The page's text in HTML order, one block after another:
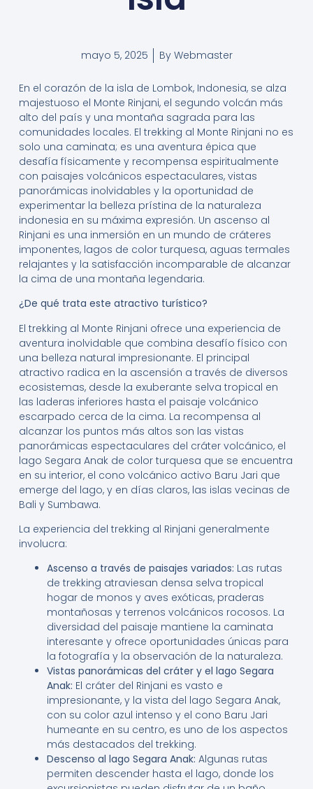
mayo 5, 2025 ByWebmaster
En el corazón de la isla de Lombok, Indonesia, se alza
majestuoso el Monte Rinjani, el segundo volcán más
alto del país y una montaña sagrada para las
comunidades locales. El trekking al Monte Rinjani no es
solo una caminata; es una aventura épica que
desafía físicamente y recompensa espiritualmente
con paisajes volcánicos espectaculares, vistas
panorámicas inolvidables y la oportunidad de
experimentar la belleza prístina de la naturaleza
indonesia en su máxima expresión. Un ascenso al
Rinjani es una inmersión en un mundo de cráteres
imponentes, lagos de color turquesa, aguas termales
relajantes y la satisfacción incomparable de alcanzar
la cima de una montaña legendaria.
¿De qué trata este atractivo turístico?
El trekking al Monte Rinjani ofrece una experiencia de
aventura inolvidable que combina desafío físico con
una belleza natural impresionante. El principal
atractivo radica en la ascensión a través de diversos
ecosistemas, desde la exuberante selva tropical en
las laderas inferiores hasta el paisaje volcánico
escarpado cerca de la cima. La recompensa al
alcanzar los puntos más altos son las vistas
panorámicas espectaculares del cráter volcánico, el
lago Segara Anak de color turquesa que se encuentra
en su interior, el cono volcánico activo Baru Jari que
emerge del lago, y en días claros, las islas vecinas de
Bali y Sumbawa.
La experiencia del trekking al Rinjani generalmente
involucra:
Ascenso a través de paisajes variados: Las rutas
de trekking atraviesan densa selva tropical
hogar de monos y aves exóticas, praderas
montañosas y terrenos volcánicos rocosos. La
diversidad del paisaje mantiene la caminata
interesante y ofrece oportunidades únicas para
la fotografía y la observación de la naturaleza.
Vistas panorámicas del cráter y el lago Segara
Anak: El cráter del Rinjani es vasto e
impresionante, y la vista del lago Segara Anak,
con su color azul intenso y el cono Baru Jari
humeante en su centro, es uno de los aspectos
más destacados del trekking.
Descenso al lago Segara Anak: Algunas rutas
permiten descender hasta el lago, donde los